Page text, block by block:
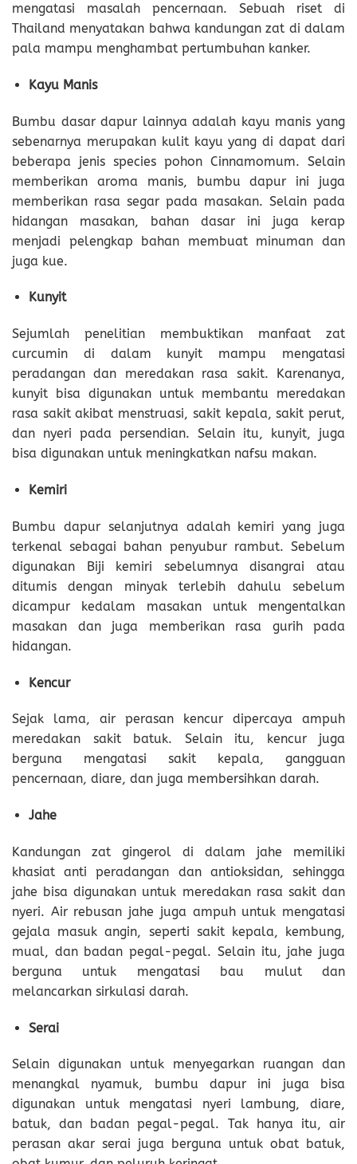
mengatasi masalah pencernaan. Sebuah riset di
Thailand menyatakan bahwa kandungan zat di dalam
pala mampu menghambat pertumbuhan kanker.
Kayu Manis
Bumbu dasar dapur lainnya adalah kayu manis yang
sebenarnya merupakan kulit kayu yang di dapat dari
beberapa jenis species pohon Cinnamomum. Selain
memberikan aroma manis, bumbu dapur ini juga
memberikan rasa segar pada masakan. Selain pada
hidangan masakan, bahan dasar ini juga kerap
menjadi pelengkap bahan membuat minuman dan
juga kue.
Kunyit
Sejumlah penelitian membuktikan manfaat zat
curcumin di dalam kunyit mampu mengatasi
peradangan dan meredakan rasa sakit. Karenanya,
kunyit bisa digunakan untuk membantu meredakan
rasa sakit akibat menstruasi, sakit kepala, sakit perut,
dan nyeri pada persendian. Selain itu, kunyit, juga
bisa digunakan untuk meningkatkan nafsu makan.
Kemiri
Bumbu dapur selanjutnya adalah kemiri yang juga
terkenal sebagai bahan penyubur rambut. Sebelum
digunakan Biji kemiri sebelumnya disangrai atau
ditumis dengan minyak terlebih dahulu sebelum
dicampur kedalam masakan untuk mengentalkan
masakan dan juga memberikan rasa gurih pada
hidangan.
Kencur
Sejak lama, air perasan kencur dipercaya ampuh
meredakan sakit batuk. Selain itu, kencur juga
berguna mengatasi sakit kepala, gangguan
pencernaan, diare, dan juga membersihkan darah.
Jahe
Kandungan zat gingerol di dalam jahe memiliki
khasiat anti peradangan dan antioksidan, sehingga
jahe bisa digunakan untuk meredakan rasa sakit dan
nyeri. Air rebusan jahe juga ampuh untuk mengatasi
gejala masuk angin, seperti sakit kepala, kembung,
mual, dan badan pegal-pegal. Selain itu, jahe juga
berguna untuk mengatasi bau mulut dan
melancarkan sirkulasi darah.
Serai
Selain digunakan untuk menyegarkan ruangan dan
menangkal nyamuk, bumbu dapur ini juga bisa
digunakan untuk mengatasi nyeri lambung, diare,
batuk, dan badan pegal-pegal. Tak hanya itu, air
perasan akar serai juga berguna untuk obat batuk,